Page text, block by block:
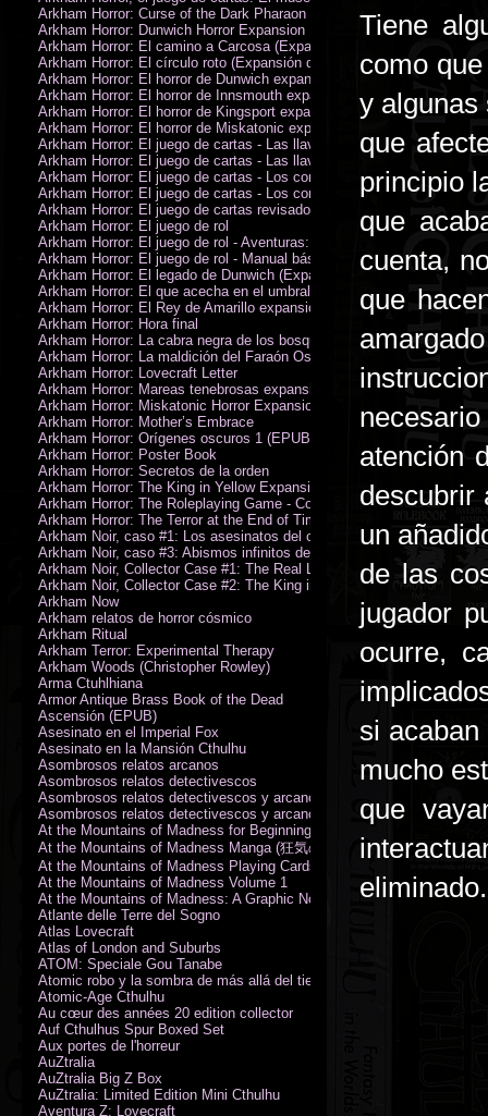
Tiene
como
y algunas
que
principio
que
cuenta,
que
atención
descubrir
un
de las
jugador
ocurre,
si
mucho
que
eliminado.
Arkham Horror: Curse of the Dark Pharaon Expansion
Arkham Horror: Dunwich Horror Expansion
Arkham Horror: El camino a Carcosa (Expansión de investigadores)
Arkham Horror: El círculo roto (Expansión de investigadores)
Arkham Horror: El horror de Dunwich expansión
Arkham Horror: El horror de Innsmouth expansión
Arkham Horror: El horror de Kingsport expansión
Arkham Horror: El horror de Miskatonic expansión
Arkham Horror: El juego de cartas - Las llaves escarlata - Campaña
Arkham Horror: El juego de cartas - Las llaves escarlata -
Arkham Horror: El juego de cartas - Los confines de la tierra -
Arkham Horror: El juego de cartas - Los confines de la tierra -
Arkham Horror: El juego de cartas revisado
Arkham Horror: El juego de rol
Arkham Horror: El juego de rol - Aventuras: Misterios de Arkham
Arkham Horror: El juego de rol - Manual básico
Arkham Horror: El legado de Dunwich (Expansión de investigadores)
Arkham Horror: El que acecha en el umbral expansión
Arkham Horror: El Rey de Amarillo expansión
Arkham Horror: Hora final
Arkham Horror: La cabra negra de los bosques expansión
Arkham Horror: La maldición del Faraón Oscuro expansión (revisada)
Arkham Horror: Lovecraft Letter
Arkham Horror: Mareas tenebrosas expansión
Arkham Horror: Miskatonic Horror Expansion
Arkham Horror: Mother’s Embrace
Arkham Horror: Orígenes oscuros 1 (EPUB)
Arkham Horror: Poster Book
Arkham Horror: Secretos de la orden
Arkham Horror: The King in Yellow Expansion
Arkham Horror: The Roleplaying Game - Core Rulebook (PDF)
Arkham Horror: The Terror at the End of Time
Arkham Noir, caso #1: Los asesinatos del culto de la bruja
Arkham Noir, caso #3: Abismos infinitos de oscuridad
Arkham Noir, Collector Case #1: The Real Leeds
Arkham Noir, Collector Case #2: The King in Yellow
Arkham Now
Arkham relatos de horror cósmico
Arkham Ritual
Arkham Terror: Experimental Therapy
Arkham Woods (Christopher Rowley)
Arma Ctuhlhiana
Armor Antique Brass Book of the Dead
Ascensión (EPUB)
Asesinato en el Imperial Fox
Asesinato en la Mansión Cthulhu
Asombrosos relatos arcanos
Asombrosos relatos detectivescos
Asombrosos relatos detectivescos y arcanos
Asombrosos relatos detectivescos y arcanos
At the Mountains of Madness for Beginning Readers
At the Mountains of Madness Manga (狂気の山脈)
At the Mountains of Madness Playing Cards
At the Mountains of Madness Volume 1
At the Mountains of Madness: A Graphic Novel
Atlante delle Terre del Sogno
Atlas Lovecraft
Atlas of London and Suburbs
ATOM: Speciale Gou Tanabe
Atomic robo y la sombra de más allá del tiempo
Atomic-Age Cthulhu
Au cœur des années 20 edition collector
Auf Cthulhus Spur Boxed Set
Aux portes de l'horreur
AuZtralia
AuZtralia Big Z Box
AuZtralia: Limited Edition Mini Cthulhu
Aventura Z: Lovecraft